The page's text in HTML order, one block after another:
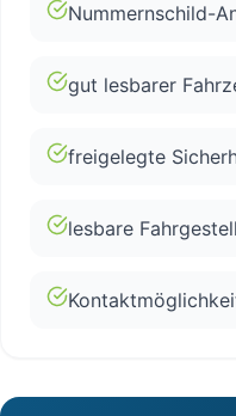
Nummernschild-
gut lesbarer
freigelegte
lesbare